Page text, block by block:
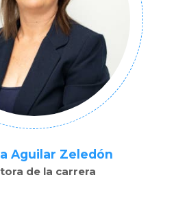
Aguilar Zeledón
de la carrera